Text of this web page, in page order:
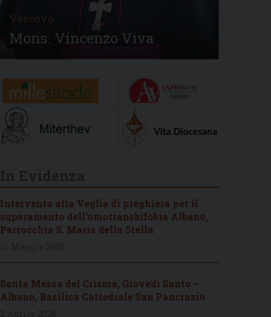
Vescovo
Mons. Vincenzo Viva
Intervento alla Veglia di preghiera per il
superamento dell’omotransbifobia Albano,
Parrocchia S. Maria della Stella
Santa Messa del Crisma, Giovedì Santo –
Albano, Basilica Cattedrale San Pancrazio